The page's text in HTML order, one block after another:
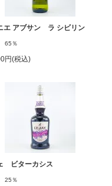
エ アブサン ラ シビリン
65％
円(税込)
ビターカシス
25％